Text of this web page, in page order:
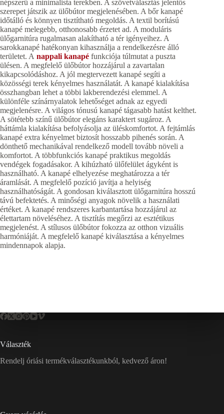
népszerű a minimalista terekben. A szövetválasztás jelentős
szerepet játszik az ülőbútor megjelenésében. A bőr kanapé
időtálló és könnyen tisztítható megoldás. A textil borítású
kanapé melegebb, otthonosabb érzetet ad. A moduláris
ülőgarnitúra rugalmasan alakítható a tér igényeihez. A
sarokkanapé hatékonyan kihasználja a rendelkezésre álló
területet. A nappali kanapé funkciója túlmutat a puszta
ülésen. A megfelelő ülőbútor hozzájárul a zavartalan
kikapcsolódáshoz. A jól megtervezett kanapé segíti a
közösségi terek kényelmes használatát. A kanapé kialakítása
összhangban lehet a többi lakberendezési elemmel. A
különféle színárnyalatok lehetőséget adnak az egyedi
megjelenésre. A világos tónusú kanapé tágasabb hatást kelthet.
A sötétebb színű ülőbútor elegáns karaktert sugároz. A
háttámla kialakítása befolyásolja az üléskomfortot. A fejtámlás
kanapé extra kényelmet biztosít hosszabb pihenés során. A
dönthető mechanikával rendelkező modell tovább növeli a
komfortot. A többfunkciós kanapé praktikus megoldás
vendégek fogadásakor. A kihúzható ülőfelület ágyként is
használható. A kanapé elhelyezése meghatározza a tér
áramlását. A megfelelő pozíció javítja a helyiség
használhatóságát. A gondosan kiválasztott ülőgarnitúra hosszú
távú befektetés. A minőségi anyagok növelik a használati
értéket. A kanapé rendszeres karbantartása hozzájárul az
élettartam növeléséhez. A tisztítás megőrzi az esztétikus
megjelenést. A stílusos ülőbútor fokozza az otthon vizuális
harmóniáját. A megfelelő kanapé kiválasztása a kényelmes
mindennapok alapja.
Választék
Rendelj óriási termékválasztékunkból, kedvező áron!